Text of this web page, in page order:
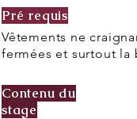
Pré requis
Vêtements ne
fermées et surtout la
Contenu du
stage